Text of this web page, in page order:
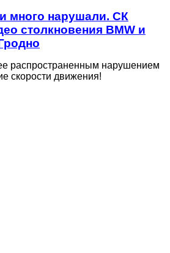
много нарушали. СК
столкновения BMW и
распространенным нарушением
скорости движения!